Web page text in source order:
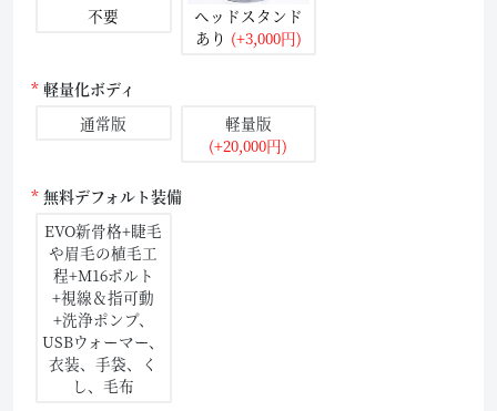
不要
ヘッドスタンド
あり (+3,000円)
軽量化ボディ
通常版
軽量版
(+20,000円)
無料デフォルト装備
EVO新骨格+睫毛
や眉毛の植毛工
程+M16ボルト
+視線＆指可動
+洗浄ポンプ、
USBウォーマー、
衣装、手袋、く
し、毛布